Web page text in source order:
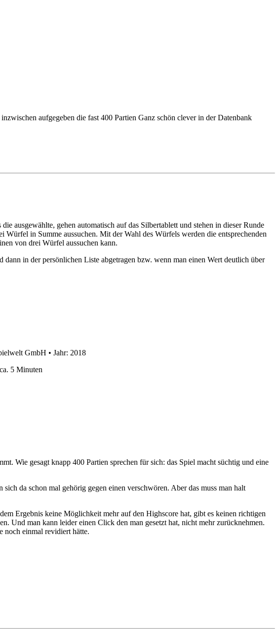
aufgegeben die fast 400 Partien Ganz schön clever in der Datenbank
ausgewählte, gehen automatisch auf das Silbertablett und stehen in dieser Runde
in Summe aussuchen. Mit der Wahl des Würfels werden die entsprechenden
von drei Würfel aussuchen kann.
in der persönlichen Liste abgetragen bzw. wenn man einen Wert deutlich über
GmbH • Jahr: 2018
5 Minuten
Wie gesagt knapp 400 Partien sprechen für sich: das Spiel macht süchtig und eine
da schon mal gehörig gegen einen verschwören. Aber das muss man halt
Ergebnis keine Möglichkeit mehr auf den Highscore hat, gibt es keinen richtigen
Und man kann leider einen Click den man gesetzt hat, nicht mehr zurücknehmen.
noch einmal revidiert hätte.